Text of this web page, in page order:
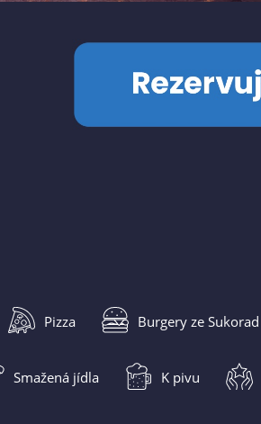
Pizza Burgery ze Sukorad
Smažená jídla K pivu